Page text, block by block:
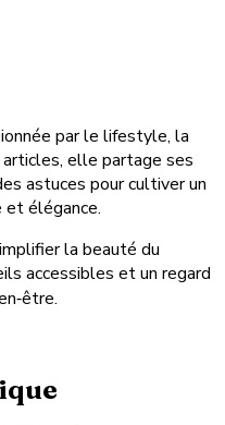
par le lifestyle, la
elle partage ses
astuces pour cultiver un
élégance.
la beauté du
accessibles et un regard